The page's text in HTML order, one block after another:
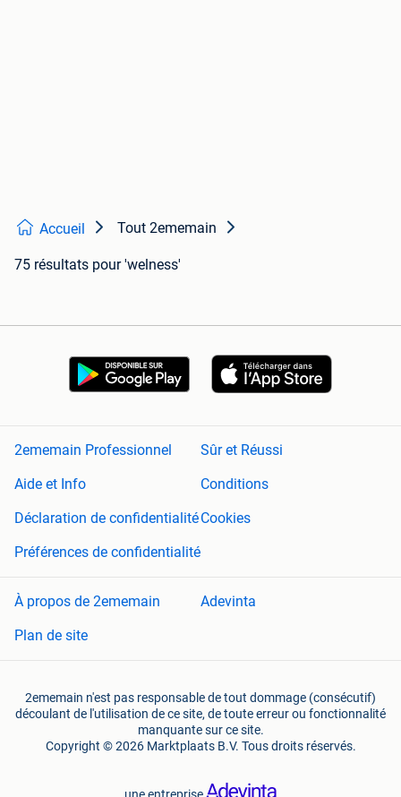
Accueil Tout 2ememain
75 résultats pour 'welness'
2ememain Professionnel
Sûr et Réussi
Aide et Info
Conditions
Déclaration de confidentialitéCookies
Préférences de confidentialité
À propos de 2ememain
Adevinta
Plan de site
2ememain n'est pas responsable de tout dommage (consécutif)
découlant de l'utilisation de ce site, de toute erreur ou fonctionnalité
manquante sur ce site.
Copyright © 2026 Marktplaats B.V. Tous droits réservés.